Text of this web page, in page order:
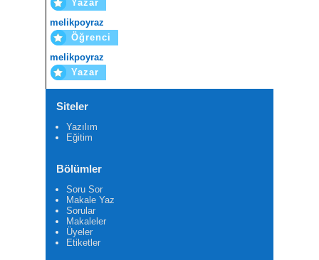
Yazar
melikpoyraz
Öğrenci
melikpoyraz
Yazar
Siteler
Yazılım
Eğitim
Bölümler
Soru Sor
Makale Yaz
Sorular
Makaleler
Üyeler
Etiketler